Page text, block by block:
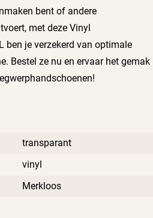
bent of andere
met deze Vinyl
ben je verzekerd van optimale
Bestel ze nu en ervaar het gemak
transparant
vinyl
Merkloos